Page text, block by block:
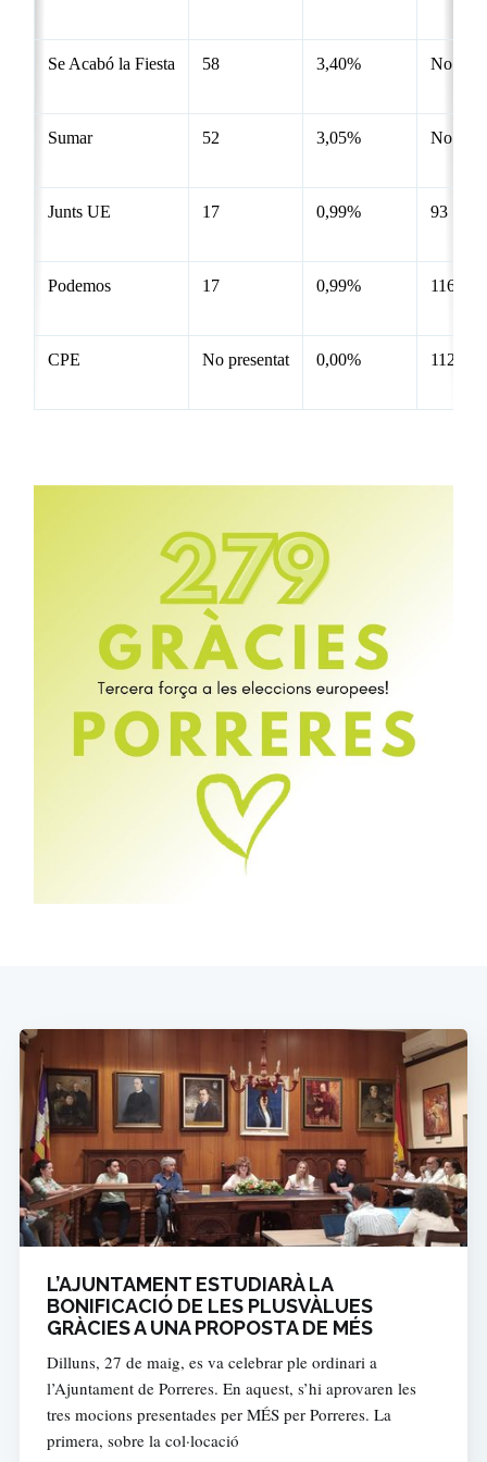
Se Acabó la Fiesta 58 3,40% No
Sumar 52 3,05% No
Junts UE 17 0,99% 93
Podemos 17 0,99% 116
CPE No presentat 0,00% 112
L’AJUNTAMENT ESTUDIARÀ LA
BONIFICACIÓ DE LES PLUSVÀLUES
GRÀCIES A UNA PROPOSTA DE MÉS
Dilluns, 27 de maig, es va celebrar ple ordinari a
l’Ajuntament de Porreres. En aquest, s’hi aprovaren les
tres mocions presentades per MÉS per Porreres. La
primera, sobre la col·locació